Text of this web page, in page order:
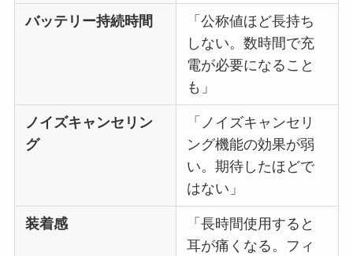
バッテリー持続時間
「公称値ほど長持ち
しない。数時間で充
電が必要になること
も」
ノイズキャンセリン
グ
「ノイズキャンセリ
ング機能の効果が弱
い。期待したほどで
はない」
装着感
「長時間使用すると
耳が痛くなる。フィ